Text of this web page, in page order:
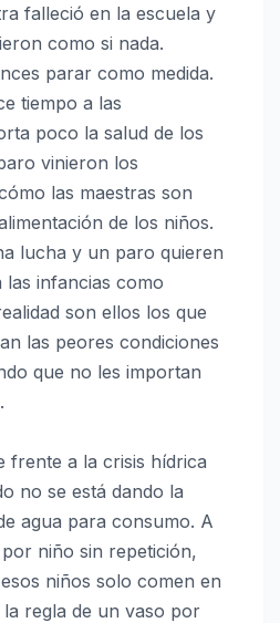
falleció en la escuela y
como si nada.
parar como medida.
tiempo a las
poco la salud de los
vinieron los
las maestras son
de los niños.
lucha y un paro quieren
infancias como
son ellos los que
las peores condiciones
que no les importan
frente a la crisis hídrica
no se está dando la
agua para consumo. A
niño sin repetición,
niños solo comen en
la regla de un vaso por